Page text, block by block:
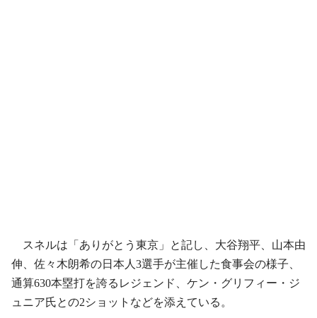
スネルは「ありがとう東京」と記し、大谷翔平、山本由
伸、佐々木朗希の日本人3選手が主催した食事会の様子、
通算630本塁打を誇るレジェンド、ケン・グリフィー・ジ
ュニア氏との2ショットなどを添えている。